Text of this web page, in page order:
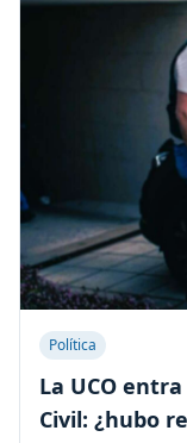
Política
La UCO
Civil: ¿hubo